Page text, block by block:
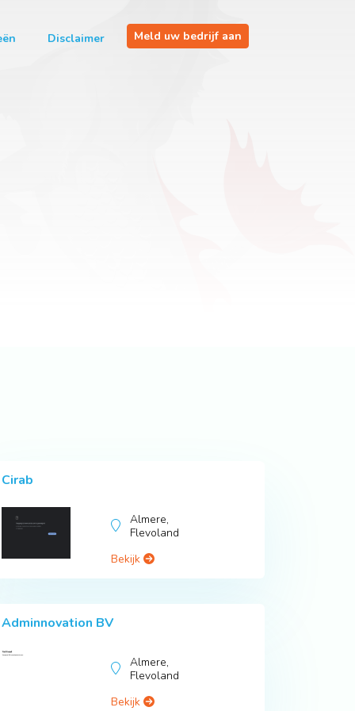
Disclaimer Meld uw bedrijf aan
Cirab
Almere,
Flevoland
Bekijk
Adminnovation BV
Almere,
Flevoland
Bekijk